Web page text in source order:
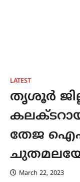
LATEST
തൃശൂർ
തേജ
March 22, 2023